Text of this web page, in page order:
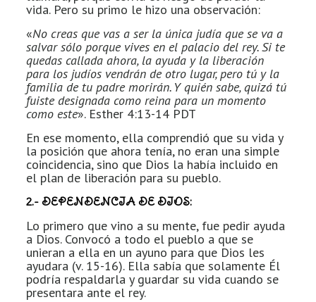
vida. Pero su primo le hizo una observación:
«No creas que vas a ser la única judía que se va a
salvar sólo porque vives en el palacio del rey. Si te
quedas callada ahora, la ayuda y la liberación
para los judíos vendrán de otro lugar, pero tú y la
familia de tu padre morirán. Y quién sabe, quizá tú
fuiste designada como reina para un momento
como este». Esther 4:13-14 PDT
En ese momento, ella comprendió que su vida y
la posición que ahora tenía, no eran una simple
coincidencia, sino que Dios la había incluido en
el plan de liberación para su pueblo.
2.- DEPENDENCIA DE DIOS:
Lo primero que vino a su mente, fue pedir ayuda
a Dios. Convocó a todo el pueblo a que se
unieran a ella en un ayuno para que Dios les
ayudara (v. 15-16). Ella sabía que solamente Él
podría respaldarla y guardar su vida cuando se
presentara ante el rey.